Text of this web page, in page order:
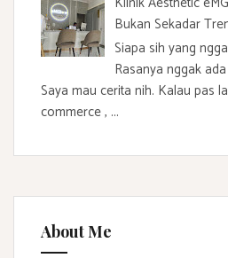
Bukan Sekadar
Siapa sih yang
Rasanya nggak
Saya mau cerita nih. Kalau pas
commerce , ...
About Me